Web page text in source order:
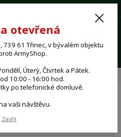
a BRÁNY Brána s 2D panelem
panelem
otevřená
739 61 Třinec, v bývalém objektu
ArmyShop.
Úterý, Čtvrtek a Pátek.
10:00 - 16:00 hod.
po telefonické domluvě.
vaši návštěvu.
Zavřít